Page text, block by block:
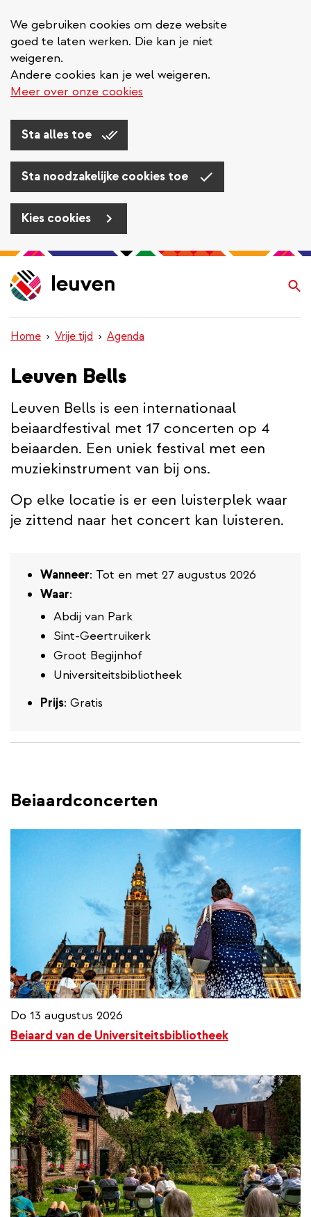
We gebruiken cookies om deze website
goed te laten werken. Die kan je niet
weigeren.
Andere cookies kan je wel weigeren.
Meer over onze cookies
Sta alles toe
Sta noodzakelijke cookies toe
Kies cookies
Overslaan
en
naar
inhoud
gaan
Home Vrije tijd Agenda
Leuven Bells
Leuven Bells is een internationaal
beiaardfestival met 17 concerten op 4
beiaarden. Een uniek festival met een
muziekinstrument van bij ons.
Op elke locatie is er een luisterplek waar
je zittend naar het concert kan luisteren.
Wanneer: Tot en met 27 augustus 2026
Waar:
Abdij van Park
Sint-Geertruikerk
Groot Begijnhof
Universiteitsbibliotheek
Prijs: Gratis
Beiaardconcerten
Do 13 augustus 2026
Beiaard van de Universiteitsbibliotheek